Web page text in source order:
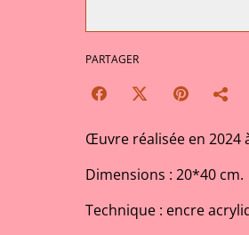
PARTAGER
Œuvre réalisée en 2024
Dimensions : 20*40 cm.
Technique : encre